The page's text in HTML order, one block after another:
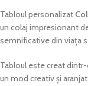
Tabloul personalizat
un colaj impresionant
semnificative din viața
Tabloul este creat
un mod creativ și